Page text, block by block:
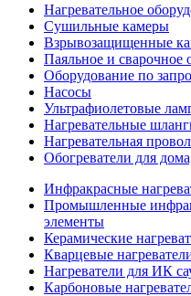
Нагревательное
Сушильные камеры
Взрывозащищенные
Паяльное и сварочное
Оборудование по
Насосы
Ультрафиолетовые
Нагревательные
Нагревательная
Обогреватели для
Инфракрасные
Промышленные
элементы
Керамические
Кварцевые
Нагреватели для ИК
Карбоновые